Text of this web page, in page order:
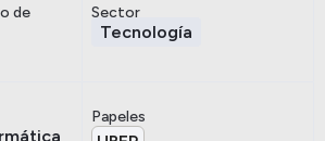
de
Sector
Tecnología
Papeles